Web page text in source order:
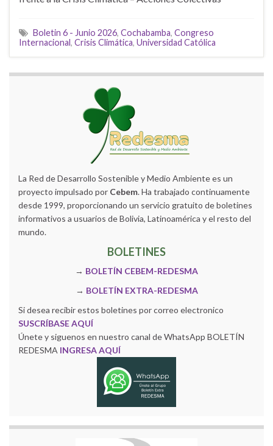
Boletin 6 - Junio 2026, Cochabamba, Congreso
Internacional, Crisis Climática, Universidad Católica
La Red de Desarrollo Sostenible y Medio Ambiente es un
proyecto impulsado por Cebem. Ha trabajado continuamente
desde 1999, proporcionando un servicio gratuito de boletines
informativos a usuarios de Bolivia, Latinoamérica y el resto del
mundo.
BOLETINES
→ BOLETÍN CEBEM-REDESMA
→ BOLETÍN EXTRA-REDESMA
Si desea recibir estos boletines por correo electronico
SUSCRÍBASE AQUÍ
Únete y siguenos en nuestro canal de WhatsApp BOLETÍN
REDESMA INGRESA AQUÍ